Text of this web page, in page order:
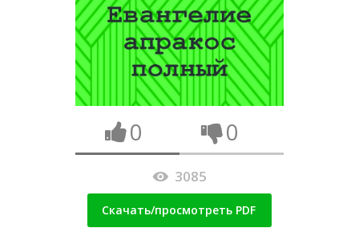
0 0
3085
Скачать/просмотреть PDF